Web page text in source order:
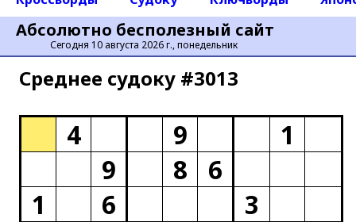
Абсолютно бесполезный сайт
Сегодня 10 августа 2026 г., понедельник
Среднее cудоку #3013
4 9
1
9
8
6
1
6
3